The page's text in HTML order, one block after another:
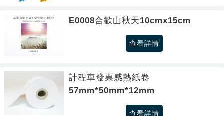
E0008合歡山秋天10cmx15cm
查看詳情
計程車發票感熱紙卷
57mm*50mm*12mm
查看詳情